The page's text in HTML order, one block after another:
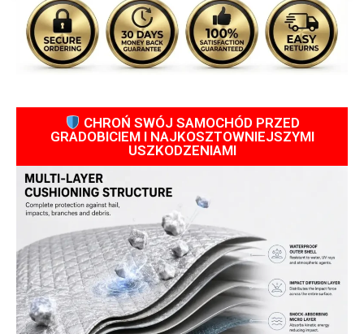
CHROŃ SWÓJ SAMOCHÓD PRZED
GRADOBICIEM I NAJKOSZTOWNIEJSZYMI
USZKODZENIAMI